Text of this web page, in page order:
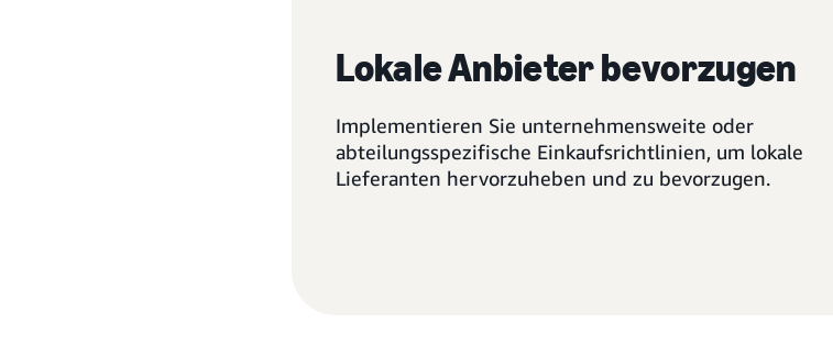
Lokale Anbieter bevorzugen
Implementieren Sie unternehmensweite oder
abteilungsspezifische Einkaufsrichtlinien, um lokale
Lieferanten hervorzuheben und zu bevorzugen.